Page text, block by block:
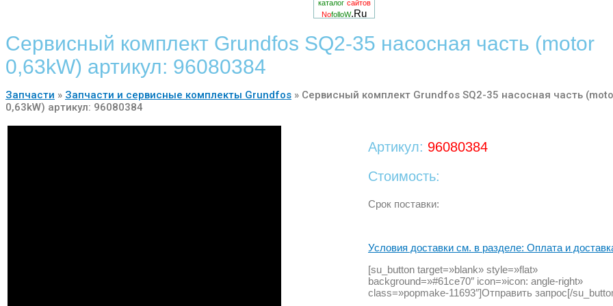
каталог сайтов
NofolloW.Ru
Сервисный комплект Grundfos SQ2-35 насосная часть (motor
0,63kW) артикул: 96080384
Запчасти » Запчасти и сервисные комплекты Grundfos » Сервисный комплект Grundfos SQ2-35 насосная часть
0,63kW) артикул: 96080384
Артикул: 96080384
Стоимость:
Срок поставки:
Условия доставки см. в разделе: Оплата и
[su_button target=»blank» style=»flat»
background=»#61ce70″ icon=»icon: angle-right»
class=»popmake-11693″]Отправить запрос[/